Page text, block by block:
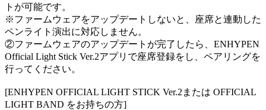
トが可能です。
※ファームウェアをアップデートしないと、座席と連動した
ペンライト演出に対応しません。
②ファームウェアのアップデートが完了したら、ENHYPEN
Official Light Stick Ver.2アプリで座席登録をし、ペアリングを
行ってください。
[ENHYPEN OFFICIAL LIGHT STICK Ver.2または OFFICIAL
LIGHT BAND をお持ちの方]